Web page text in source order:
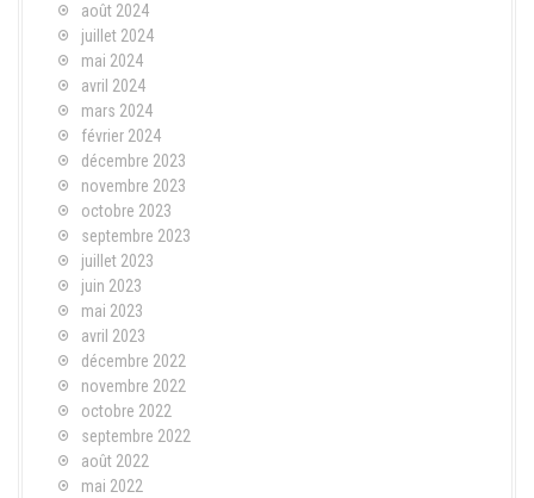
août 2024
juillet 2024
mai 2024
avril 2024
mars 2024
février 2024
décembre 2023
novembre 2023
octobre 2023
septembre 2023
juillet 2023
juin 2023
mai 2023
avril 2023
décembre 2022
novembre 2022
octobre 2022
septembre 2022
août 2022
mai 2022